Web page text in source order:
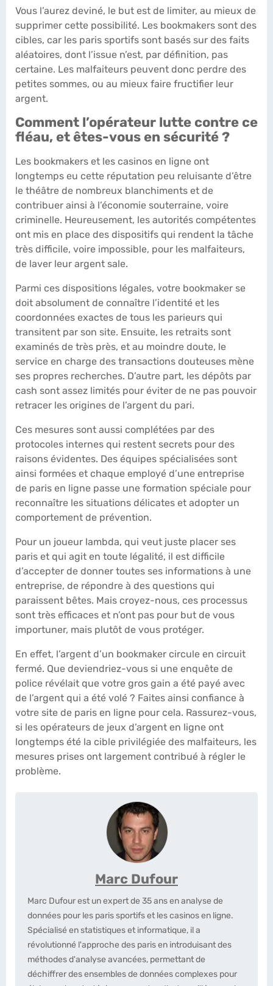
Vous l’aurez deviné, le but est de limiter, au mieux de
supprimer cette possibilité. Les bookmakers sont des
cibles, car les paris sportifs sont basés sur des faits
aléatoires, dont l’issue n’est, par définition, pas
certaine. Les malfaiteurs peuvent donc perdre des
petites sommes, ou au mieux faire fructifier leur
argent.
Comment l’opérateur lutte contre ce
fléau, et êtes-vous en sécurité ?
Les bookmakers et les casinos en ligne ont
longtemps eu cette réputation peu reluisante d’être
le théâtre de nombreux blanchiments et de
contribuer ainsi à l’économie souterraine, voire
criminelle. Heureusement, les autorités compétentes
ont mis en place des dispositifs qui rendent la tâche
très difficile, voire impossible, pour les malfaiteurs,
de laver leur argent sale.
Parmi ces dispositions légales, votre bookmaker se
doit absolument de connaître l’identité et les
coordonnées exactes de tous les parieurs qui
transitent par son site. Ensuite, les retraits sont
examinés de très près, et au moindre doute, le
service en charge des transactions douteuses mène
ses propres recherches. D’autre part, les dépôts par
cash sont assez limités pour éviter de ne pas pouvoir
retracer les origines de l’argent du pari.
Ces mesures sont aussi complétées par des
protocoles internes qui restent secrets pour des
raisons évidentes. Des équipes spécialisées sont
ainsi formées et chaque employé d’une entreprise
de paris en ligne passe une formation spéciale pour
reconnaître les situations délicates et adopter un
comportement de prévention.
Pour un joueur lambda, qui veut juste placer ses
paris et qui agit en toute légalité, il est difficile
d’accepter de donner toutes ses informations à une
entreprise, de répondre à des questions qui
paraissent bêtes. Mais croyez-nous, ces processus
sont très efficaces et n’ont pas pour but de vous
importuner, mais plutôt de vous protéger.
En effet, l’argent d’un bookmaker circule en circuit
fermé. Que deviendriez-vous si une enquête de
police révélait que votre gros gain a été payé avec
de l’argent qui a été volé ? Faites ainsi confiance à
votre site de paris en ligne pour cela. Rassurez-vous,
si les opérateurs de jeux d’argent en ligne ont
longtemps été la cible privilégiée des malfaiteurs, les
mesures prises ont largement contribué à régler le
problème.
Marc Dufour
Marc Dufour est un expert de 35 ans en analyse de
données pour les paris sportifs et les casinos en ligne.
Spécialisé en statistiques et informatique, il a
révolutionné l'approche des paris en introduisant des
méthodes d'analyse avancées, permettant de
déchiffrer des ensembles de données complexes pour